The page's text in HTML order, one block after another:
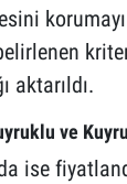
aktarıldı.
ve
ise